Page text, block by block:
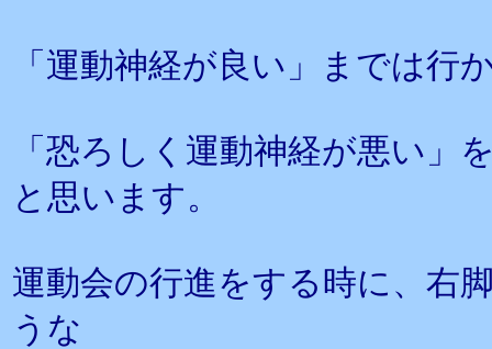
「運動神経が良い」までは行
「恐ろしく運動神経が悪い」
と思います。
運動会の行進をする時に、右
うな